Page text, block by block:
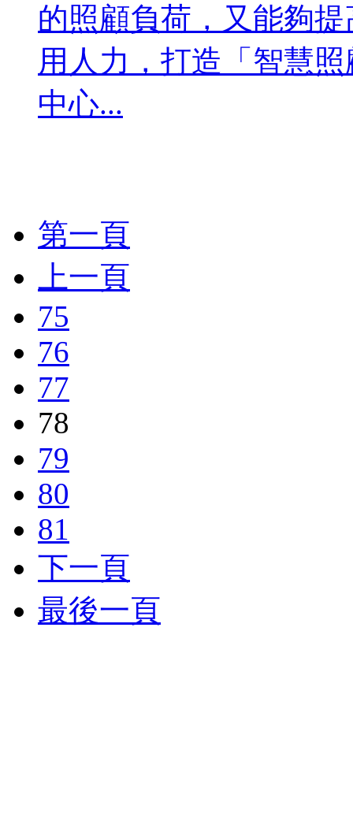
的照顧負荷，又能夠
用人力，打造「智慧
中心...
第一頁
上一頁
75
76
77
78
79
80
81
下一頁
最後一頁